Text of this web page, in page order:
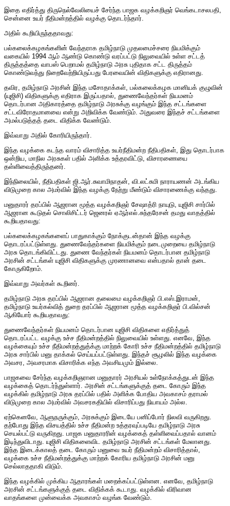
இதை எதிர்த்து திருநெல்வேலியைச் சேர்ந்த பாஜக வழக்கறிஞர் வெங்கடாசலபதி,
சென்னை உயர் நீதிமன்றத்தில் வழக்கு தொடர்ந்தார்.
அதில் கூறியிருந்ததாவது:
பல்கலைக்கழகங்களின் வேந்தராக தமிழ்நாடு முதலமைச்சரை நியமிக்கும்
வகையில் 1994 ஆம் ஆண்டு கொண்டு வரப்பட்டு நிலுவையில் உள்ள சட்டத்
திருத்தத்தை வாபஸ் பெறாமல் தமிழ்நாடு அரசு புதிதாக சட்ட திருத்தம்
கொண்டுவந்து நிறைவேற்றியிருப்பது பேரவையின் விதிகளுக்கு எதிரானது.
தவிர, தமிழ்நாடு அரசின் இந்த மசோதாக்கள், பல்கலைக்கழக மானியக் குழுவின்
(யுஜிசி) விதிகளுக்கு எதிராக இருப்பதால், துணைவேந்தர்கள் நியமனம்
தொடர்பான அதிகாரத்தை தமிழ்நாடு அரசுக்கு வழங்கும் இந்த சட்டங்களை
சட்டவிரோதமானவை என்று அறிவிக்க வேண்டும். அதுவரை இந்தச் சட்டங்களை
அமல்படுத்தத் தடை விதிக்க வேண்டும்.
இவ்வாறு அதில் கோரியிருந்தார்.
இந்த வழக்கை கடந்த வாரம் விசாரித்த உயர்நீதிமன்ற நீதிபதிகள், இது தொடர்பாக
ஒன்றிய, மாநில அரசுகள் பதில் அளிக்க உத்தரவிட்டு, விசாரணையை
தள்ளிவைத்திருந்தனர்.
இந்நிலையில், நீதிபதிகள் ஜி.ஆர்.சுவாமிநாதன், வி.லட்சுமி நாராயணன் அடங்கிய
விடுமுறை கால அமர்வில் இந்த வழக்கு நேற்று மீண்டும் விசாரணைக்கு வந்தது.
மனுதாரர் தரப்பில் ஆஜரான மூத்த வழக்கறிஞர் சேஷாத்ரி நாயுடு, யுஜிசி சார்பில்
ஆஜரான கூடுதல் சொலிசிட்டர் ஜெனரல் ஏஆர்எல்.சுந்தரேசன் தமது வாதத்தில்
கூறியதாவது:
பல்கலைக்கழகங்களைப் பாதுகாக்கும் நோக்குடன்தான் இந்த வழக்கு
தொடரப்பட்டுள்ளது. துணைவேந்தர்களை நியமிக்கும் நடைமுறையை தமிழ்நாடு
அரசு தொடங்கிவிட்டது. துணை வேந்தர்கள் நியமனம் தொடர்பான தமிழ்நாடு
அரசின் சட்டங்கள் யுஜிசி விதிகளுக்கு முரணானவை என்பதால் தான் தடை
கோருகிறோம்.
இவ்வாறு அவர்கள் கூறினர்.
தமிழ்நாடு அரசு தரப்பில் ஆஜரான தலைமை வழக்கறிஞர் பி.எஸ்.இராமன்,
தமிழ்நாடு உயர்கல்வித் துறை தரப்பில் ஆஜரான மூத்த வழக்கறிஞர் பி.வில்சன்
ஆகியோர் கூறியதாவது:
துணைவேந்தர்கள் நியமனம் தொடர்பான யுஜிசி விதிகளை எதிர்த்துத்
தொடரப்பட்ட வழக்கு உச்ச நீதிமன்றத்தில் நிலுவையில் உள்ளது. எனவே, இந்த
வழக்கையும் உச்ச நீதிமன்றத்துத்க்கு மாற்றக் கோரி உச்ச நீதிமன்றத்தில் தமிழ்நாடு
அரசு சார்பில் மனு தாக்கல் செய்யப்பட்டுள்ளது. இந்தச் சூழலில் இந்த வழக்கை
அவசர, அவசரமாக விசாரிக்க எந்த அவசியமும் இல்லை.
பாஜகவை சேர்ந்த வழக்கறிஞரான மனுதாரர் அரசியல் உள்நோக்கத்துடன் இந்த
வழக்கைத் தொடர்ந்துள்ளார். அரசின் சட்டங்களுக்குத் தடை கோரும் இந்த
வழக்கில் தமிழ்நாடு அரசு தரப்பில் பதில் அளிக்க போதிய அவகாசம் தராமல்
விடுமுறை கால அமர்வில் அவசரகதியில் விசாரிப்பது நியாயம் அல்ல.
ஏற்கெனவே, ஆளுநருக்கும், அரசுக்கும் இடையே பனிப்போர் நிலவி வருகிறது.
தற்போது இந்த விசயத்தில் உச்ச நீதிமன்ற உத்தரவுப்படியே தமிழ்நாடு அரசு
செயல்பட்டு வருகிறது. பாஜக மனுதாரரின் வழக்கைத் தள்ளிவைப்பதால் வானம்
இடிந்துவிடாது. யுஜிசி விதிகளைவிட தமிழ்நாடு அரசின் சட்டங்கள் மேலானது.
இந்த இடைக்காலத் தடை கோரும் மனுவை உயர் நீதிமன்றம் விசாரித்தால்,
வழக்கை உச்ச நீதிமன்றத்துக்கு மாற்றக் கோரிய தமிழ்நாடு அரசின் மனு
செல்லாததாகி விடும்.
இந்த வழக்கில் முக்கிய ஆதாரங்கள் மறைக்கப்பட்டுள்ளன. எனவே, தமிழ்நாடு
அரசின் சட்டங்களுக்குத் தடை விதிக்கக் கூடாது. வழக்கில் விரிவான
வாதங்களை முன்வைக்க அவகாசம் வழங்க வேண்டும்.